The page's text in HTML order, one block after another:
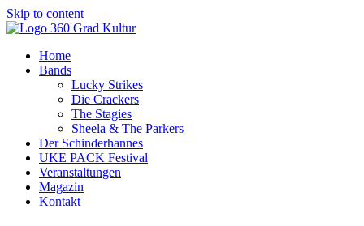
Skip to content
Home
Bands
Lucky Strikes
Die Crackers
The Stagies
Sheela & The Parkers
Der Schinderhannes
UKE PACK Festival
Veranstaltungen
Magazin
Kontakt